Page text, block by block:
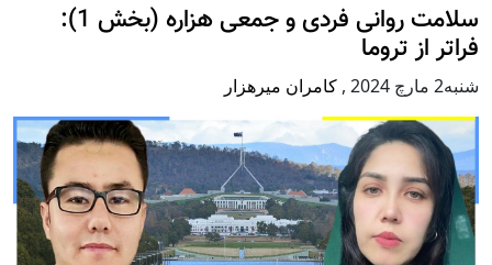
سلامت روانی فردی و جمعی هزاره (بخش 1):
فراتر از تروما
شنبه2 مارچ 2024 , کامران میرهزار